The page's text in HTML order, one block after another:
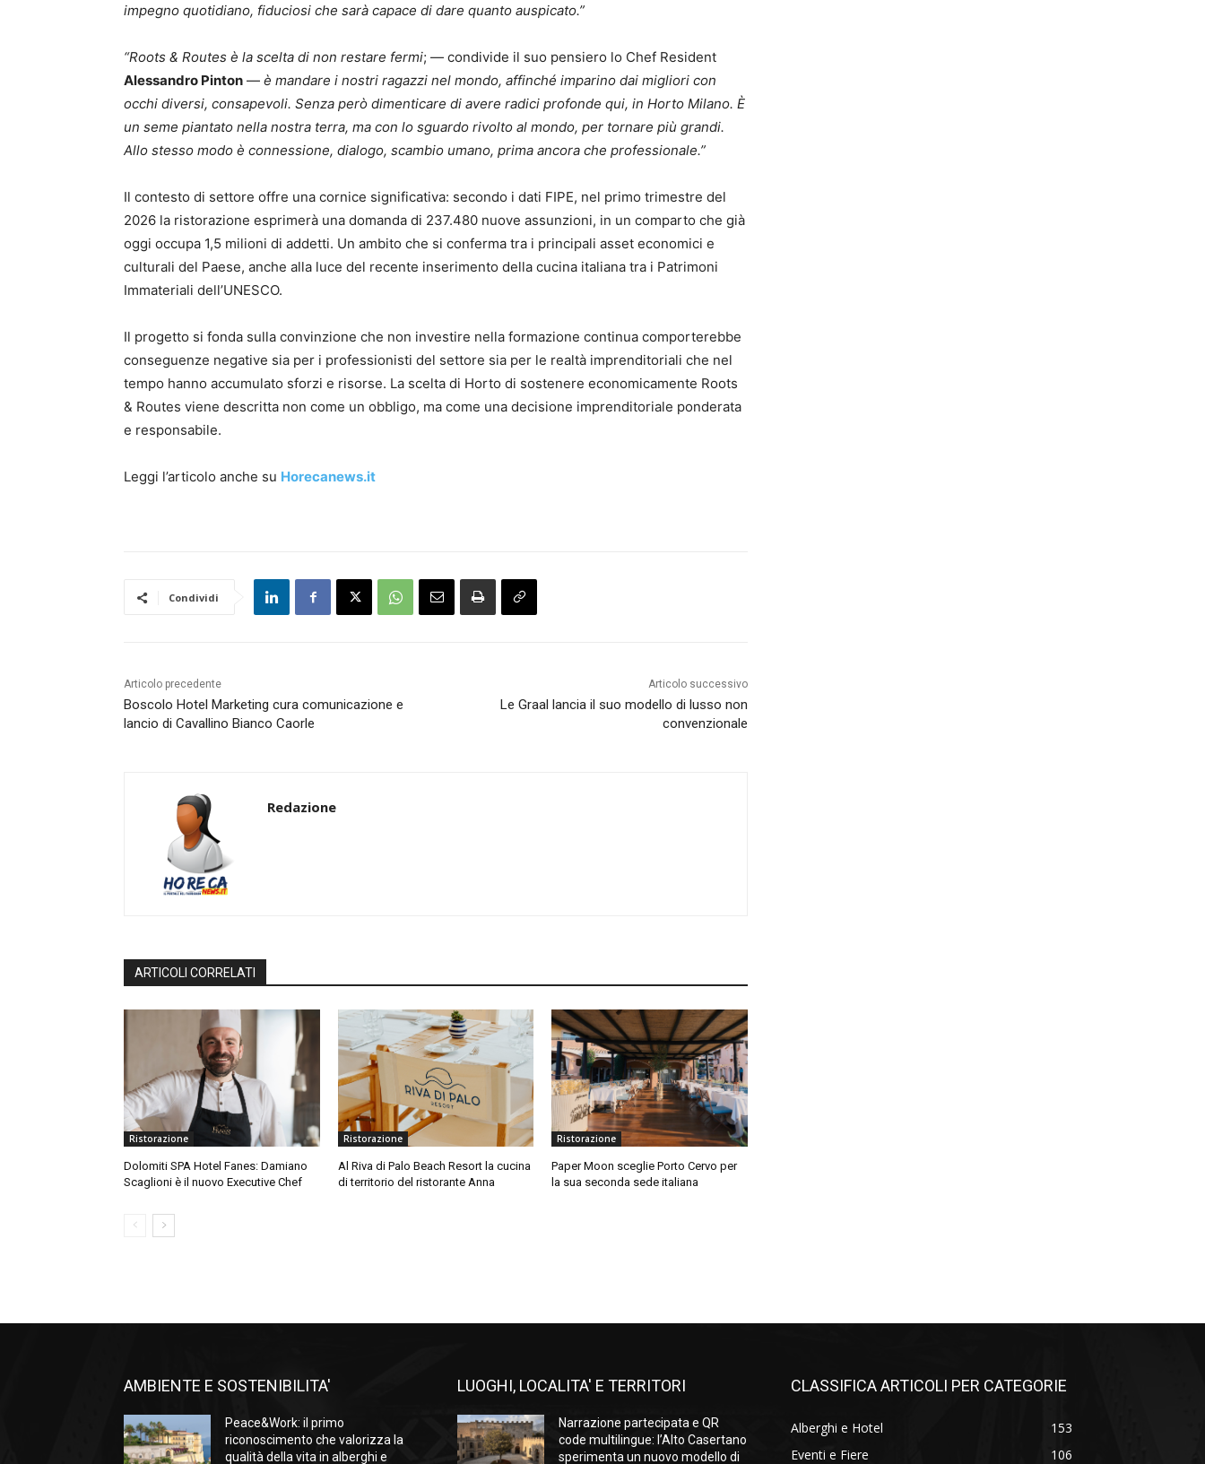
impegno quotidiano, fiduciosi che sarà capace di dare quanto auspicato.”
“Roots & Routes è la scelta di non restare fermi; — condivide il suo pensiero lo Chef Resident
Alessandro Pinton — è mandare i nostri ragazzi nel mondo, affinché imparino dai migliori con
occhi diversi, consapevoli. Senza però dimenticare di avere radici profonde qui, in Horto Milano. È
un seme piantato nella nostra terra, ma con lo sguardo rivolto al mondo, per tornare più grandi.
Allo stesso modo è connessione, dialogo, scambio umano, prima ancora che professionale.”
Il contesto di settore offre una cornice significativa: secondo i dati FIPE, nel primo trimestre del
2026 la ristorazione esprimerà una domanda di 237.480 nuove assunzioni, in un comparto che già
oggi occupa 1,5 milioni di addetti. Un ambito che si conferma tra i principali asset economici e
culturali del Paese, anche alla luce del recente inserimento della cucina italiana tra i Patrimoni
Immateriali dell’UNESCO.
Il progetto si fonda sulla convinzione che non investire nella formazione continua comporterebbe
conseguenze negative sia per i professionisti del settore sia per le realtà imprenditoriali che nel
tempo hanno accumulato sforzi e risorse. La scelta di Horto di sostenere economicamente Roots
& Routes viene descritta non come un obbligo, ma come una decisione imprenditoriale ponderata
e responsabile.
Leggi l’articolo anche su Horecanews.it
Condividi
Articolo precedente
Boscolo Hotel Marketing cura comunicazione e
lancio di Cavallino Bianco Caorle
Articolo successivo
Le Graal lancia il suo modello di lusso non
convenzionale
Redazione
ARTICOLI CORRELATI
Ristorazione
Dolomiti SPA Hotel Fanes: Damiano
Scaglioni è il nuovo Executive Chef
Ristorazione
Al Riva di Palo Beach Resort la cucina
di territorio del ristorante Anna
Ristorazione
Paper Moon sceglie Porto Cervo per
la sua seconda sede italiana
AMBIENTE E SOSTENIBILITA'
Peace&Work: il primo
riconoscimento che valorizza la
qualità della vita in alberghi e
LUOGHI, LOCALITA' E TERRITORI
Narrazione partecipata e QR
code multilingue: l’Alto Casertano
sperimenta un nuovo modello di
CLASSIFICA ARTICOLI PER CATEGORIE
Alberghi e Hotel
153
Eventi e Fiere
106